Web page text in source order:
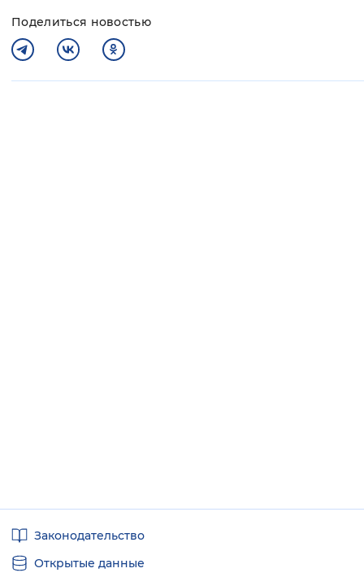
Поделиться новостью
ссылкиЗаконодательство
Открытые данные